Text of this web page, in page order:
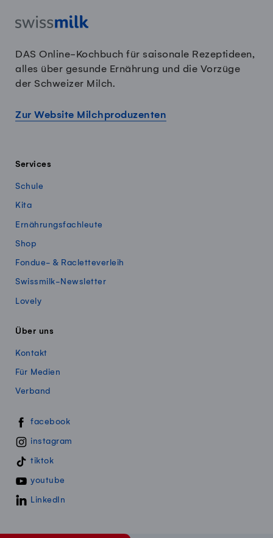
DAS Online-Kochbuch für saisonale Rezeptideen,
alles über gesunde Ernährung und die Vorzüge
der Schweizer Milch.
Zur Website Milchproduzenten
Services
Schule
Kita
Ernährungsfachleute
Shop
Fondue- & Racletteverleih
Swissmilk-Newsletter
Lovely
Über uns
Kontakt
Für Medien
Verband
Swissmillk auf Social Media
facebook
instagram
tiktok
youtube
LinkedIn